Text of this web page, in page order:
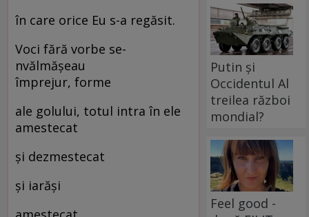
în care orice Eu s-a regăsit.
Voci fără vorbe se-
nvălmășeau
împrejur, forme
ale golului, totul intra în ele
amestecat
și dezmestecat
și iarăși
Putin și
Occidentul Al
treilea război
mondial?
Feel good -